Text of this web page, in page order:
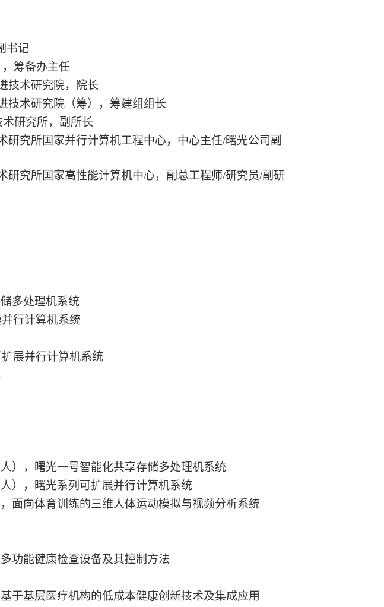
书记
筹备办主任
技术研究院，院长
技术研究院（筹），筹建组组长
研究所，副所长
研究所国家并行计算机工程中心，中心主任/曙光公司副
研究所国家高性能计算机中心，副总工程师/研究员/副研
多处理机系统
行计算机系统
展并行计算机系统
），曙光一号智能化共享存储多处理机系统
），曙光系列可扩展并行计算机系统
面向体育训练的三维人体运动模拟与视频分析系统
功能健康检查设备及其控制方法
于基层医疗机构的低成本健康创新技术及集成应用